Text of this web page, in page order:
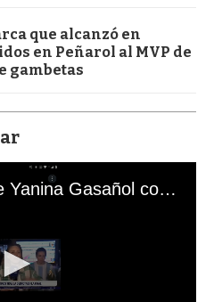
que alcanzó en
en Peñarol al MVP de
gambetas
El mal momento de Yanina Gasañol con un hincha argentino en "Subrayado"